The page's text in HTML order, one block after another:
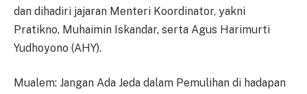
dan dihadiri jajaran Menteri Koordinator, yakni
Pratikno, Muhaimin Iskandar, serta Agus Harimurti
Yudhoyono (AHY).
Mualem: Jangan Ada Jeda dalam Pemulihan di hadapan